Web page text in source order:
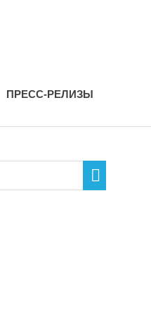
ПРЕСС-РЕЛИЗЫ